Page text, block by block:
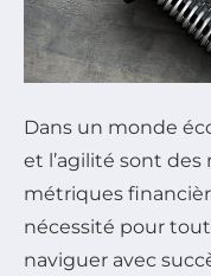
Dans un monde
et l’agilité sont
métriques
nécessité pour
naviguer avec